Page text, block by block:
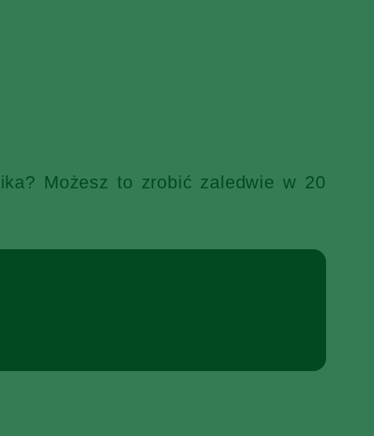
Możesz to zrobić zaledwie w 20